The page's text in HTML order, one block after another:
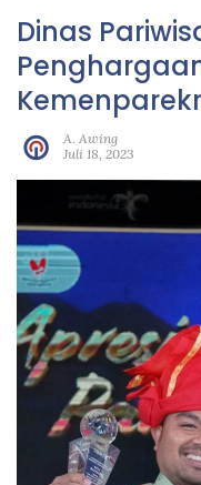
Dinas
A. Awing
Juli 18, 2023